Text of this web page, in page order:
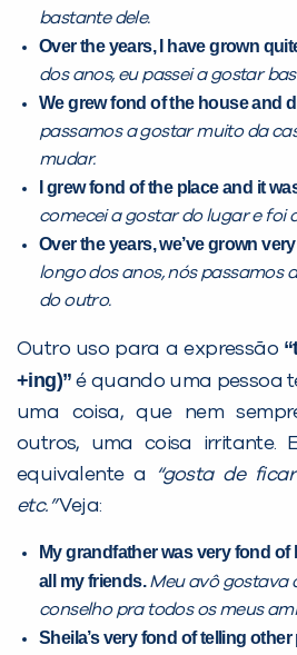
bastante dele.
Over the years, I have grown
dos anos, eu passei a gostar
We grew fond of the house and
passamos a gostar muito da
mudar.
I grew fond of the place and it
comecei a gostar do lugar e foi
Over the years, we’ve grown
longo dos anos, nós passamos
do outro.
Outro uso para a expressão
+ing)” é quando uma pessoa
uma coisa, que nem
outros, uma coisa irritante.
equivalente a “gosta de
etc.”Veja:
My grandfather was very fond
all my friends.Meu avô gostava
conselho pra todos os meus
Sheila’s very fond of telling
VOLTAR